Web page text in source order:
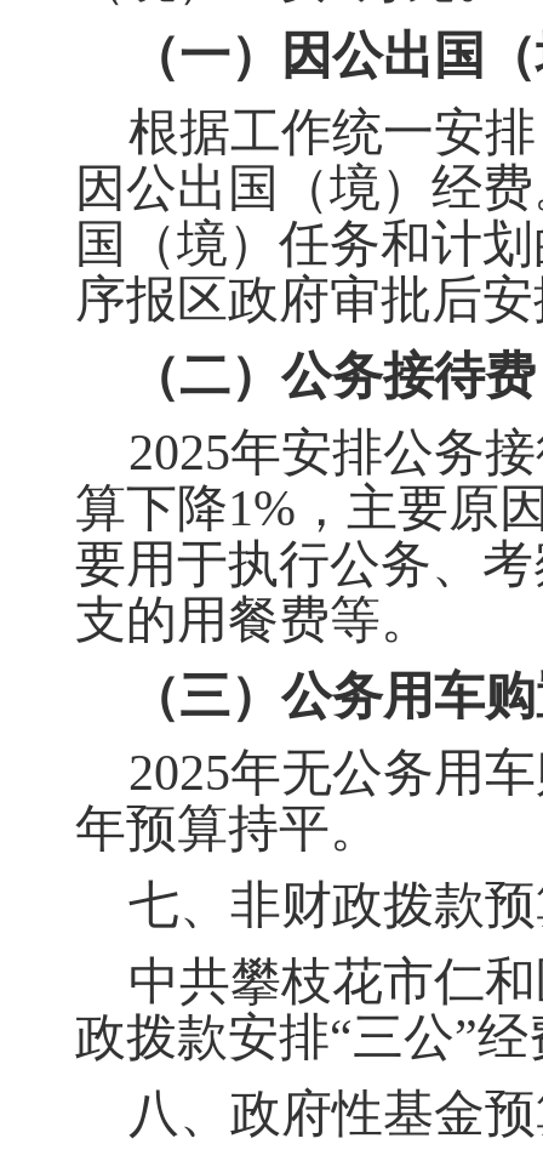
（一）因公出国
根据工作统一安
因公出国（境）经
国（境）任务和计
序报区政府审批后
（二）公务接待费
2025年安排公务
算下降1% ，主要原
要用于执行公务、
支的用餐费等。
（三）公务用车
2025年无公务用
年预算持平。
七、非财政拨款
中共攀枝花市仁
政拨款安排“三公”经
八、政府性基金